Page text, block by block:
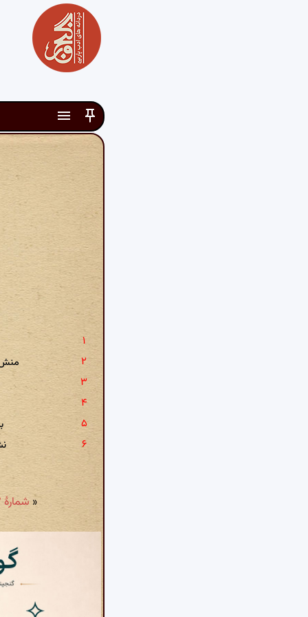
« شمارهٔ ۱۶۳ - تتبع خواجه: هوای می به سر هر که چون حباب رود